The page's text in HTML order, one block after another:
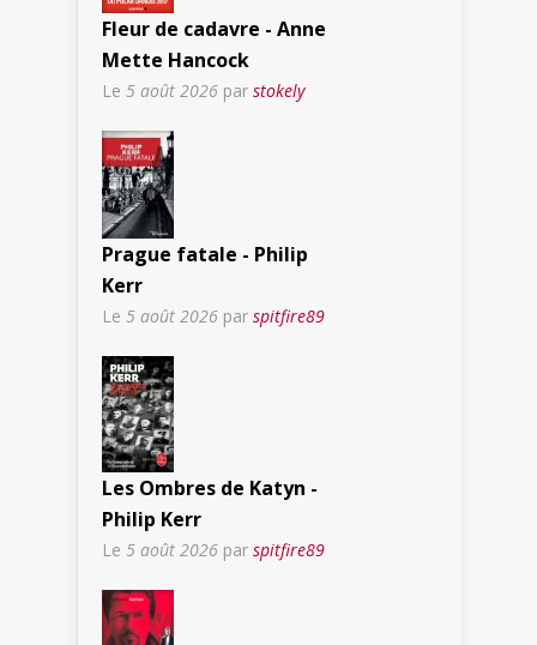
Fleur de cadavre - Anne
Mette Hancock
Le 5 août 2026 par stokely
Prague fatale - Philip
Kerr
Le 5 août 2026 par spitfire89
Les Ombres de Katyn -
Philip Kerr
Le 5 août 2026 par spitfire89